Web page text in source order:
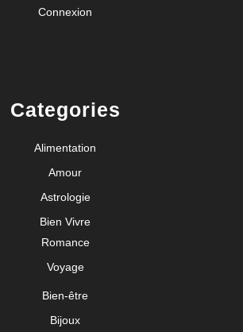
Connexion
Categories
Alimentation
Amour
Astrologie
Bien Vivre
Romance
Voyage
Bien-être
Bijoux